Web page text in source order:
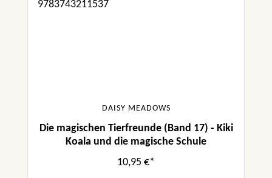
DAISY MEADOWS
Die magischen Tierfreunde (Band 17) - Kiki
Koala und die magische Schule
10,95 €*